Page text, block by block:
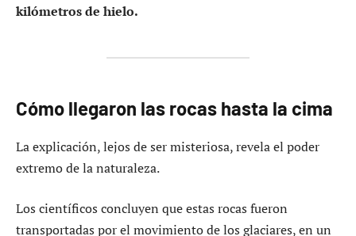
kilómetros de hielo.
Cómo llegaron las rocas hasta la cima
La explicación, lejos de ser misteriosa, revela el poder
extremo de la naturaleza.
Los científicos concluyen que estas rocas fueron
transportadas por el movimiento de los glaciares, en un